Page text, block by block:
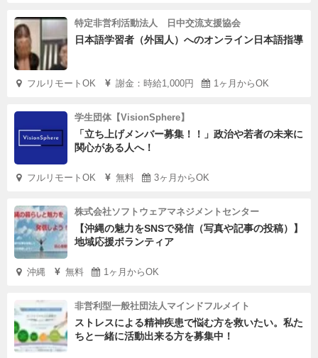
特定非営利活動法人 日中交流支援協会
日本語学習者（外国人）へのオンライン日本語指導
フルリモートOK 謝金：時給1,000円 1ヶ月からOK
学生団体【VisionSphere】
「立ち上げメンバー募集！！」政治や若者の未来に
関心がある人へ！
フルリモートOK 無料 3ヶ月からOK
株式会社ソフトウェアマネジメントセンター
【沖縄の魅力をSNSで発信（写真や記事の投稿）】
地域応援ボランティア
沖縄 無料 1ヶ月からOK
非営利型一般社団法人マインドフルメイト
ストレスによる精神疾患で悩む方を救いたい。私た
ちと一緒に活動出来る方を募集中！